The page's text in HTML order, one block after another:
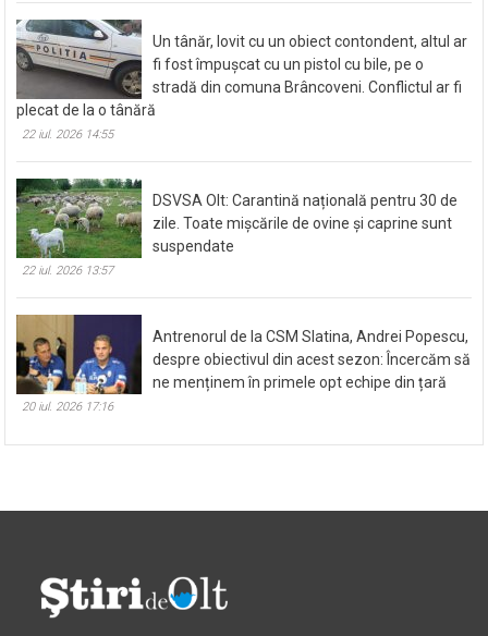
Un tânăr, lovit cu un obiect contondent, altul ar
fi fost împușcat cu un pistol cu bile, pe o
stradă din comuna Brâncoveni. Conflictul ar fi
plecat de la o tânără
22 iul. 2026 14:55
DSVSA Olt: Carantină națională pentru 30 de
zile. Toate mișcările de ovine și caprine sunt
suspendate
22 iul. 2026 13:57
Antrenorul de la CSM Slatina, Andrei Popescu,
despre obiectivul din acest sezon: Încercăm să
ne menținem în primele opt echipe din țară
20 iul. 2026 17:16